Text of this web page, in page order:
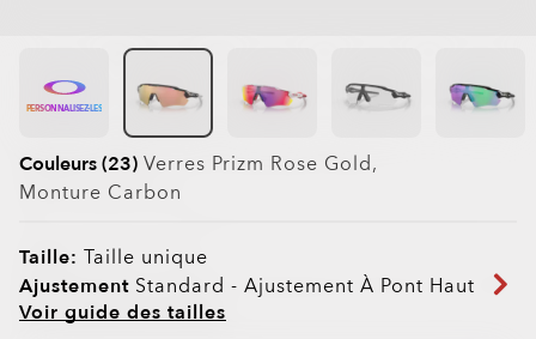
PERSONNALISEZ-LES
Couleurs (23) Verres Prizm Rose Gold,
Monture Carbon
Taille: Taille unique
Ajustement Standard - Ajustement À Pont Haut
Voir guide des tailles